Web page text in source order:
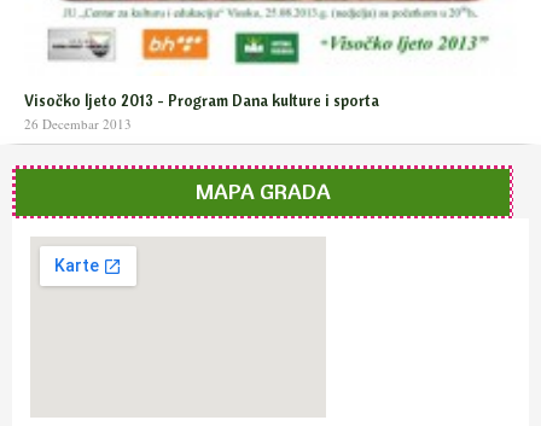
Visočko ljeto 2013 - Program Dana kulture i sporta
26 Decembar 2013
MAPA GRADA